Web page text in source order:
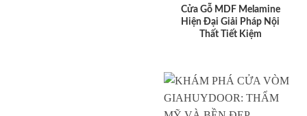
Cửa Gỗ MDF Melamine
Hiện Đại Giải Pháp Nội
Thất Tiết Kiệm